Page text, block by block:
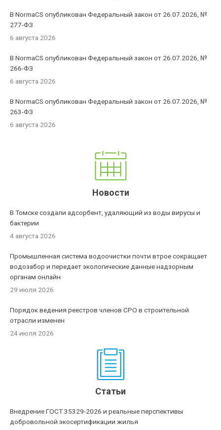
В NormaCS опубликован Федеральный закон от 26.07.2026, №
277-ФЗ
6 августа 2026
В NormaCS опубликован Федеральный закон от 26.07.2026, №
266-ФЗ
6 августа 2026
В NormaCS опубликован Федеральный закон от 26.07.2026, №
263-ФЗ
6 августа 2026
Новости
В Томске создали адсорбент, удаляющий из воды вирусы и
бактерии
4 августа 2026
Промышленная система водоочистки почти втрое сокращает
водозабор и передает экологические данные надзорным
органам онлайн
29 июля 2026
Порядок ведения реестров членов СРО в строительной
отрасли изменен
24 июля 2026
Статьи
Внедрение ГОСТ 35329-2026 и реальные перспективы
добровольной экосертификации жилья